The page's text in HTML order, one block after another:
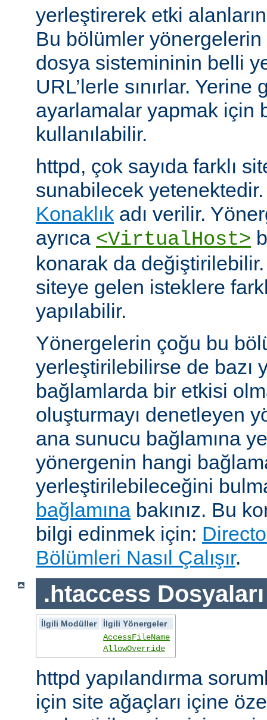
yerleştirerek etki
Bu bölümler yönergelerin
dosya sistemininin belli
URL’lerle sınırlar.
ayarlamalar yapmak için
kullanılabilir.
httpd, çok sayıda farklı
sunabilecek
Konaklık adı verilir.
ayrıca <VirtualHost>
konarak da
siteye gelen isteklere
yapılabilir.
Yönergelerin çoğu bu
yerleştirilebilirse de bazı
bağlamlarda bir etkisi
oluşturmayı denetleyen
ana sunucu bağlamına
yönergenin hangi
yerleştirilebileceğini
bağlamına bakınız. Bu
bilgi edinmek için:
Bölümleri Nasıl Çalışır.
.htaccess Dosyaları
İlgili Modüller
İlgili Yönergeler
AccessFileName
AllowOverride
httpd yapılandırma
için site ağaçları içine